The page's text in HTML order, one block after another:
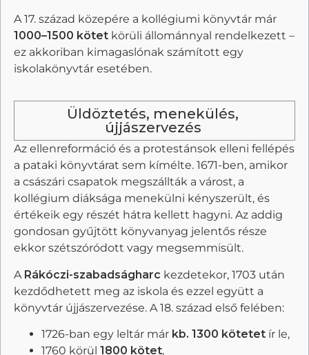
A 17. század közepére a kollégiumi könyvtár már
1000–1500 kötetkörüli állománnyal rendelkezett –
ez akkoriban kimagaslónak számított egy
iskolakönyvtár esetében.
Üldöztetés, menekülés,
újjászervezés
Az ellenreformáció és a protestánsok elleni fellépés
a pataki könyvtárat sem kímélte. 1671-ben, amikor
a császári csapatok megszállták a várost, a
kollégium diáksága menekülni kényszerült, és
értékeik egy részét hátra kellett hagyni. Az addig
gondosan gyűjtött könyvanyag jelentős része
ekkor szétszóródott vagy megsemmisült.
A Rákóczi-szabadságharc kezdetekor, 1703 után
kezdődhetett meg az iskola és ezzel együtt a
könyvtár újjászervezése. A 18. század első felében:
1726-ban egy leltár már kb. 1300 kötetetír le,
1760 körül 1800 kötet,